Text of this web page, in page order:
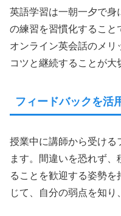
英語学習は一朝一夕で身
の練習を習慣化すること
オンライン英会話のメリ
コツと継続することが大
フィードバックを活
授業中に講師から受ける
ます。間違いを恐れず
ることを歓迎する姿勢
じて、自分の弱点を知り